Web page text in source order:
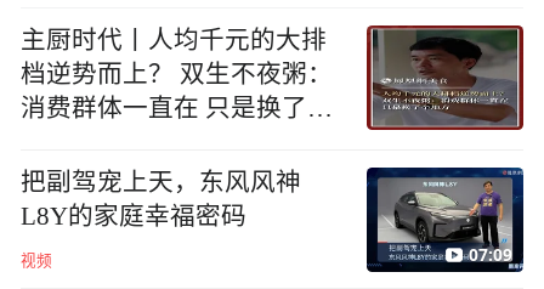
主厨时代丨人均千元的大排
档逆势而上？ 双生不夜粥：
消费群体一直在 只是换了个
把副驾宠上天，东风风神
L8Y的家庭幸福密码
视频 07:09